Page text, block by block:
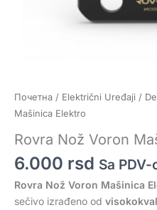
Почетна / Električni Uređaji /
Mašinica Elektro
Rovra Nož Voron
6.000 rsd Sa PDV-
Rovra Nož Voron Mašinica
sečivo izrađeno od